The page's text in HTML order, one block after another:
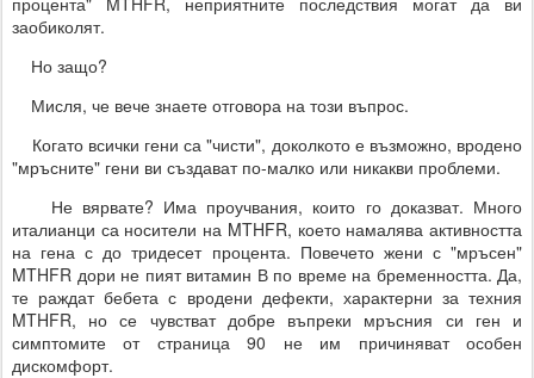
заобиколят.
Но защо?
Мисля, че вече знаете отговора на този въпрос.
Когато всички гени са "чисти", доколкото е възможно, вродено
"мръсните" гени ви създават по-малко или никакви проблеми.
Не вярвате? Има проучвания, които го доказват. Много
италианци са носители на MTHFR, което намалява активността
на гена с до тридесет процента. Повечето жени с "мръсен"
MTHFR дори не пият витамин В по време на бременността. Да,
те раждат бебета с вродени дефекти, характерни за техния
MTHFR, но се чувстват добре въпреки мръсния си ген и
симптомите от страница 90 не им причиняват особен
дискомфорт.